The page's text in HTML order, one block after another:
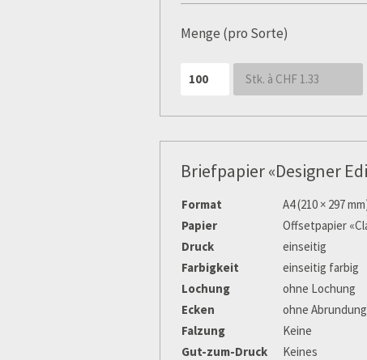
Menge (pro Sorte)
Stk. à CHF 1.33
Briefpapier «Designer
Format
A4 (210 × 297
Papier
Offsetpapier
Druck
einseitig
Farbigkeit
einseitig farbig
Lochung
ohne Lochung
Ecken
ohne
Falzung
Keine
Gut-zum-Druck
Keines